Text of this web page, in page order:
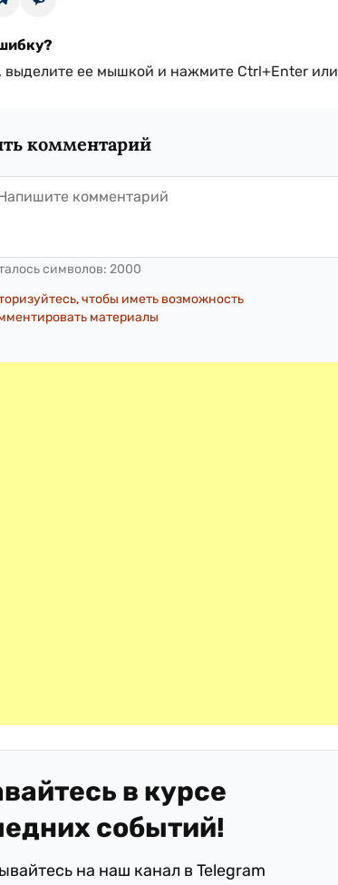
выделите ее мышкой и нажмите Ctrl+Enter или
комментарий
символов: 2000
чтобы иметь возможность
материалы
в курсе
событий!
на наш канал в Telegram